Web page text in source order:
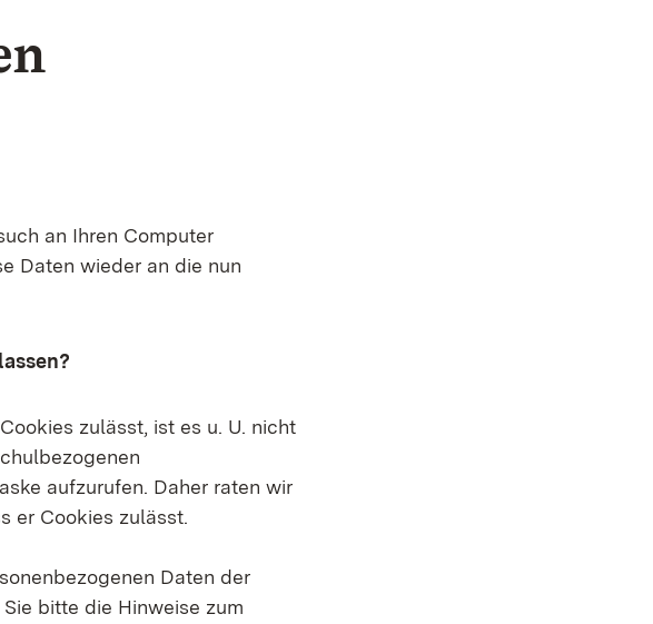
an Ihren Computer
Daten wieder an die nun
zulässt, ist es u. U. nicht
aufzurufen. Daher raten wir
er Cookies zulässt.
Daten der
bitte die Hinweise zum